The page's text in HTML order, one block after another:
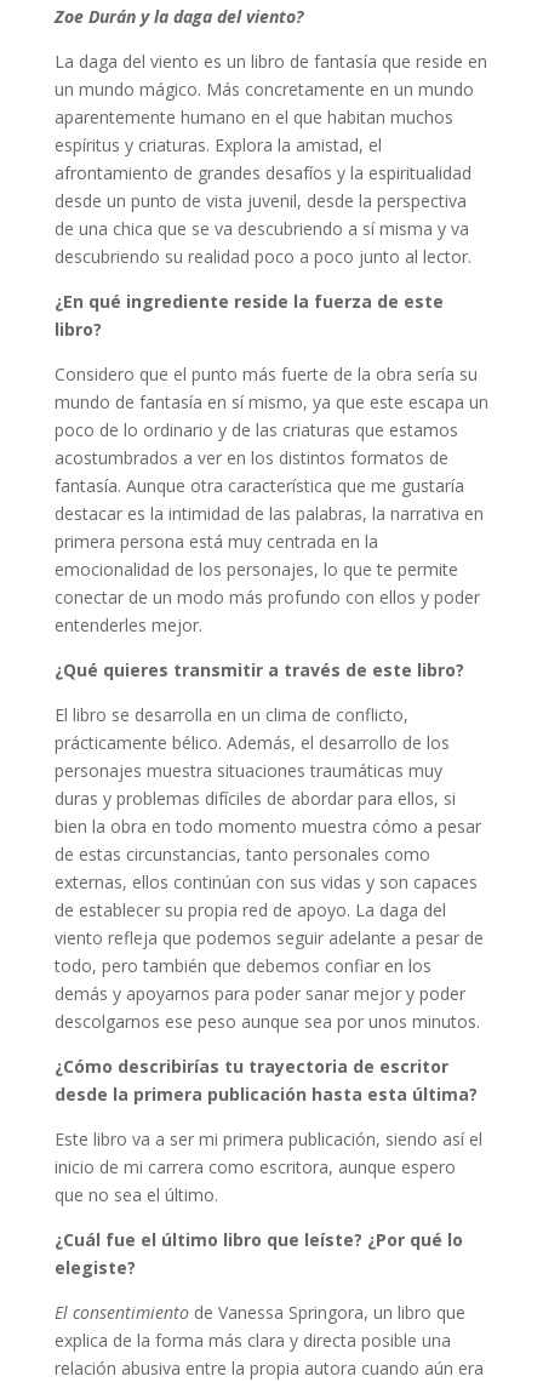
Zoe Durán y la daga del viento?
La daga del viento es un libro de fantasía que reside en
un mundo mágico. Más concretamente en un mundo
aparentemente humano en el que habitan muchos
espíritus y criaturas. Explora la amistad, el
afrontamiento de grandes desafíos y la espiritualidad
desde un punto de vista juvenil, desde la perspectiva
de una chica que se va descubriendo a sí misma y va
descubriendo su realidad poco a poco junto al lector.
¿En qué ingrediente reside la fuerza de este
libro?
Considero que el punto más fuerte de la obra sería su
mundo de fantasía en sí mismo, ya que este escapa un
poco de lo ordinario y de las criaturas que estamos
acostumbrados a ver en los distintos formatos de
fantasía. Aunque otra característica que me gustaría
destacar es la intimidad de las palabras, la narrativa en
primera persona está muy centrada en la
emocionalidad de los personajes, lo que te permite
conectar de un modo más profundo con ellos y poder
entenderles mejor.
¿Qué quieres transmitir a través de este libro?
El libro se desarrolla en un clima de conflicto,
prácticamente bélico. Además, el desarrollo de los
personajes muestra situaciones traumáticas muy
duras y problemas difíciles de abordar para ellos, si
bien la obra en todo momento muestra cómo a pesar
de estas circunstancias, tanto personales como
externas, ellos continúan con sus vidas y son capaces
de establecer su propia red de apoyo. La daga del
viento refleja que podemos seguir adelante a pesar de
todo, pero también que debemos confiar en los
demás y apoyarnos para poder sanar mejor y poder
descolgarnos ese peso aunque sea por unos minutos.
¿Cómo describirías tu trayectoria de escritor
desde la primera publicación hasta esta última?
Este libro va a ser mi primera publicación, siendo así el
inicio de mi carrera como escritora, aunque espero
que no sea el último.
¿Cuál fue el último libro que leíste? ¿Por qué lo
elegiste?
El consentimientode Vanessa Springora, un libro que
explica de la forma más clara y directa posible una
relación abusiva entre la propia autora cuando aún era